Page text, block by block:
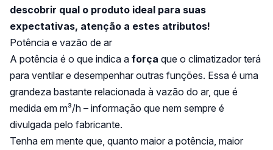
descobrir qual o produto ideal para suas
expectativas, atenção a estes atributos!
Potência e vazão de ar
A potência é o que indica a força que o climatizador terá
para ventilar e desempenhar outras funções. Essa é uma
grandeza bastante relacionada à vazão do ar, que é
medida em m³/h – informação que nem sempre é
divulgada pelo fabricante.
Tenha em mente que, quanto maior a potência, maior